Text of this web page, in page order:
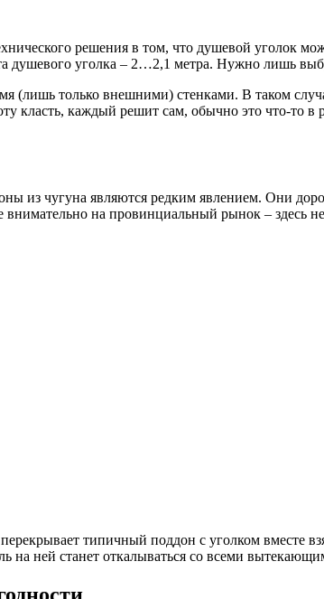
решения в том, что душевой уголок
душевого уголка – 2…2,1 метра. Нужно лишь
(лишь только внешними) стенками. В таком
класть, каждый решит сам, обычно это что-то
из чугуна являются редким явлением. Они
внимательно на провинциальный рынок – здесь
типичный поддон с уголком вместе
на ней станет откалываться со всеми